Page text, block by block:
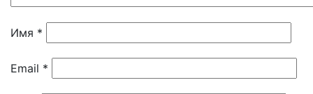
Имя *
Email *